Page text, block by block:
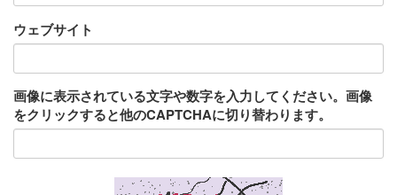
ウェブサイト
画像に表示されている文字や数字を入力してください。画像
をクリックすると他のCAPTCHAに切り替わります。